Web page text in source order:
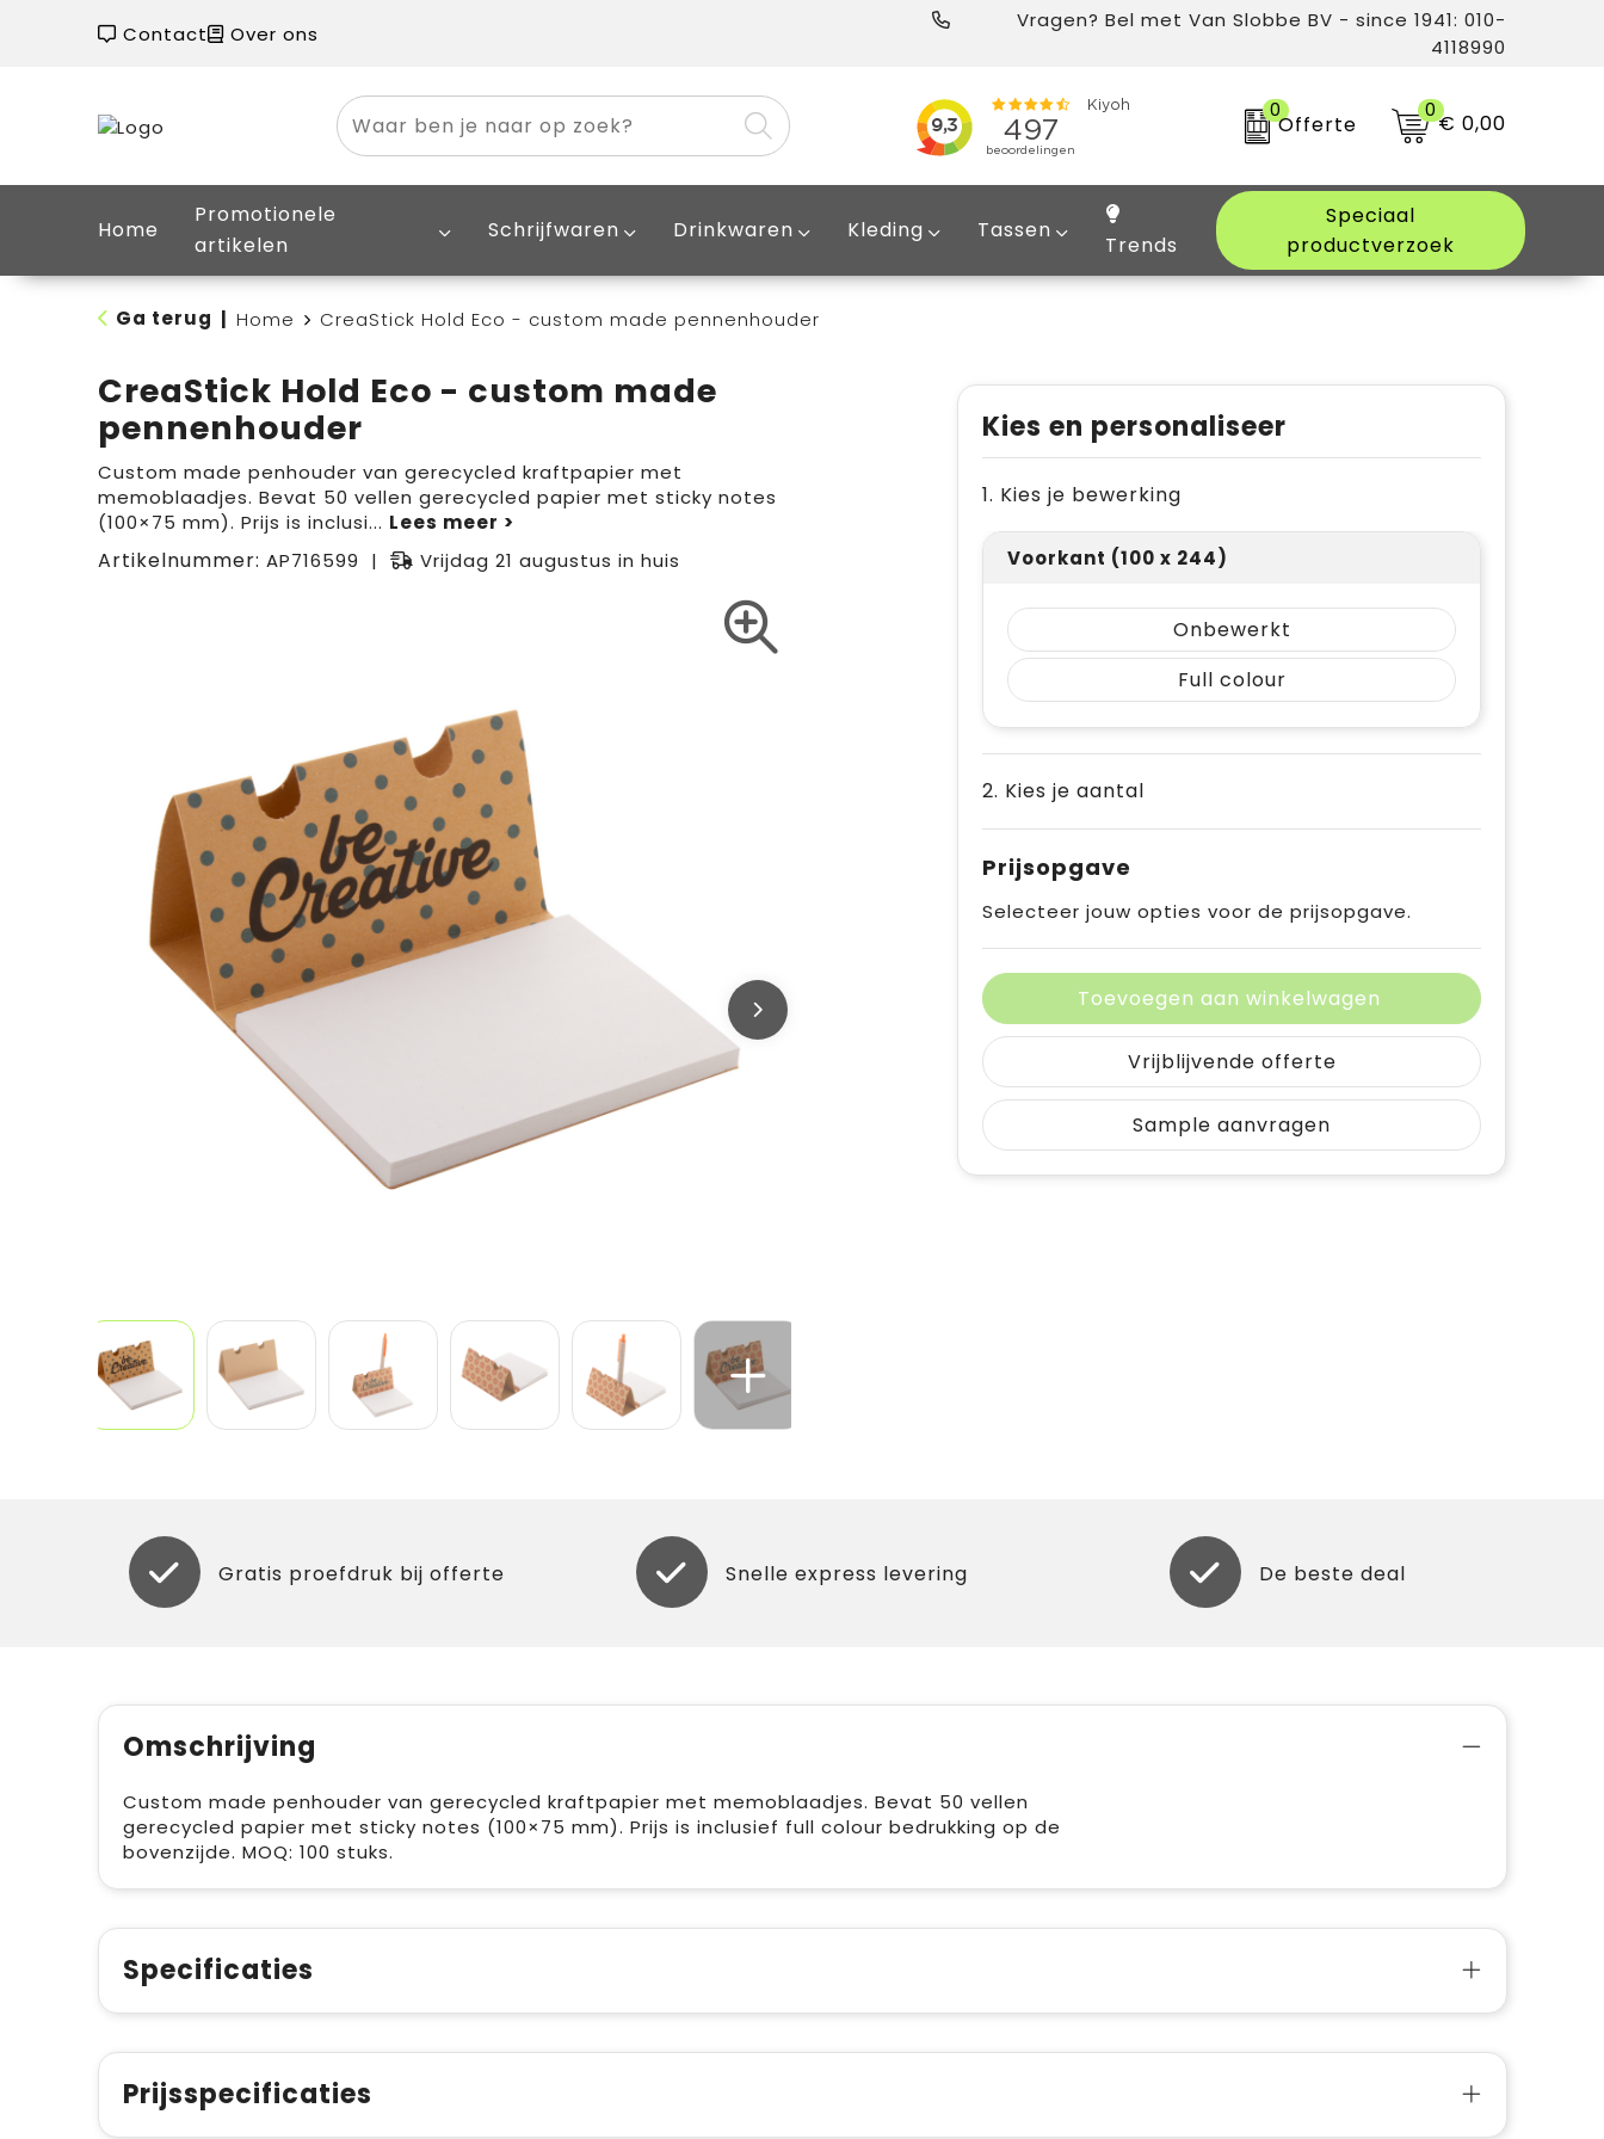
Contact Over ons
Vragen? Bel met Van Slobbe BV - since 1941: 010-
4118990
0
Offerte
0€ 0,00
Home
Promotionele
artikelen
Schrijfwaren Drinkwaren Kleding Tassen
Trends
Speciaal
productverzoek
Ga terug Home CreaStick Hold Eco - custom made pennenhouder
CreaStick Hold Eco - custom made
pennenhouder
Custom made penhouder van gerecycled kraftpapier met
memoblaadjes. Bevat 50 vellen gerecycled papier met sticky notes
(100×75 mm). Prijs is inclusi...
Artikelnummer: AP716599 Vrijdag 21 augustus in huis
Kies en personaliseer
1. Kies je bewerking
Voorkant (100 x 244)
Onbewerkt
Full colour
2. Kies je aantal
Prijsopgave
Selecteer jouw opties voor de prijsopgave.
Toevoegen aan winkelwagen
Vrijblijvende offerte
Sample aanvragen
Gratis proefdruk bij offerte Snelle express levering De beste deal
Omschrijving
Custom made penhouder van gerecycled kraftpapier met memoblaadjes. Bevat 50 vellen
gerecycled papier met sticky notes (100×75 mm). Prijs is inclusief full colour bedrukking op de
bovenzijde. MOQ: 100 stuks.
Specificaties
Prijsspecificaties